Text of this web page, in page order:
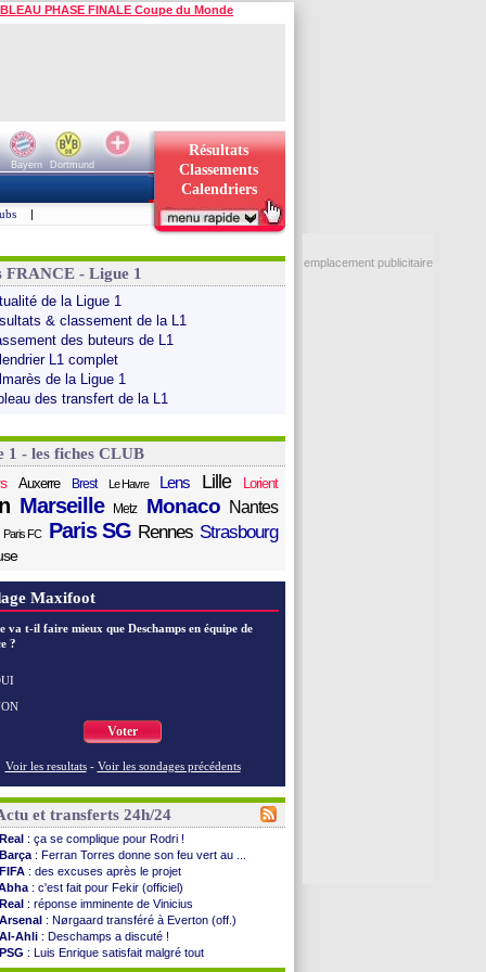
PHASE FINALE Coupe du Monde
Bayern
Dortmund
Résultats
Classements
Calendriers
|
FRANCE - Ligue 1
de la Ligue 1
& classement de la L1
des buteurs de L1
L1 complet
de la Ligue 1
des transfert de la L1
1 - les fiches CLUB
Auxerre Brest Le Havre Lens Lille Lorient
Marseille Metz Monaco Nantes
Paris FC Paris SG Rennes Strasbourg
Maxifoot
va t-il faire mieux que Deschamps en équipe de
?
Voter
Voir les resultats - Voir les sondages précédents
et transferts 24h/24
Real : ça se complique pour Rodri !
Barça : Ferran Torres donne son feu vert au ...
FIFA : des excuses après le projet
: c'est fait pour Fekir (officiel)
Real : réponse imminente de Vinicius
Arsenal : Nørgaard transféré à Everton (off.)
Al-Ahli : Deschamps a discuté !
PSG : Luis Enrique satisfait malgré tout
: Pogba pointé du doigt
emplacement publicitaire